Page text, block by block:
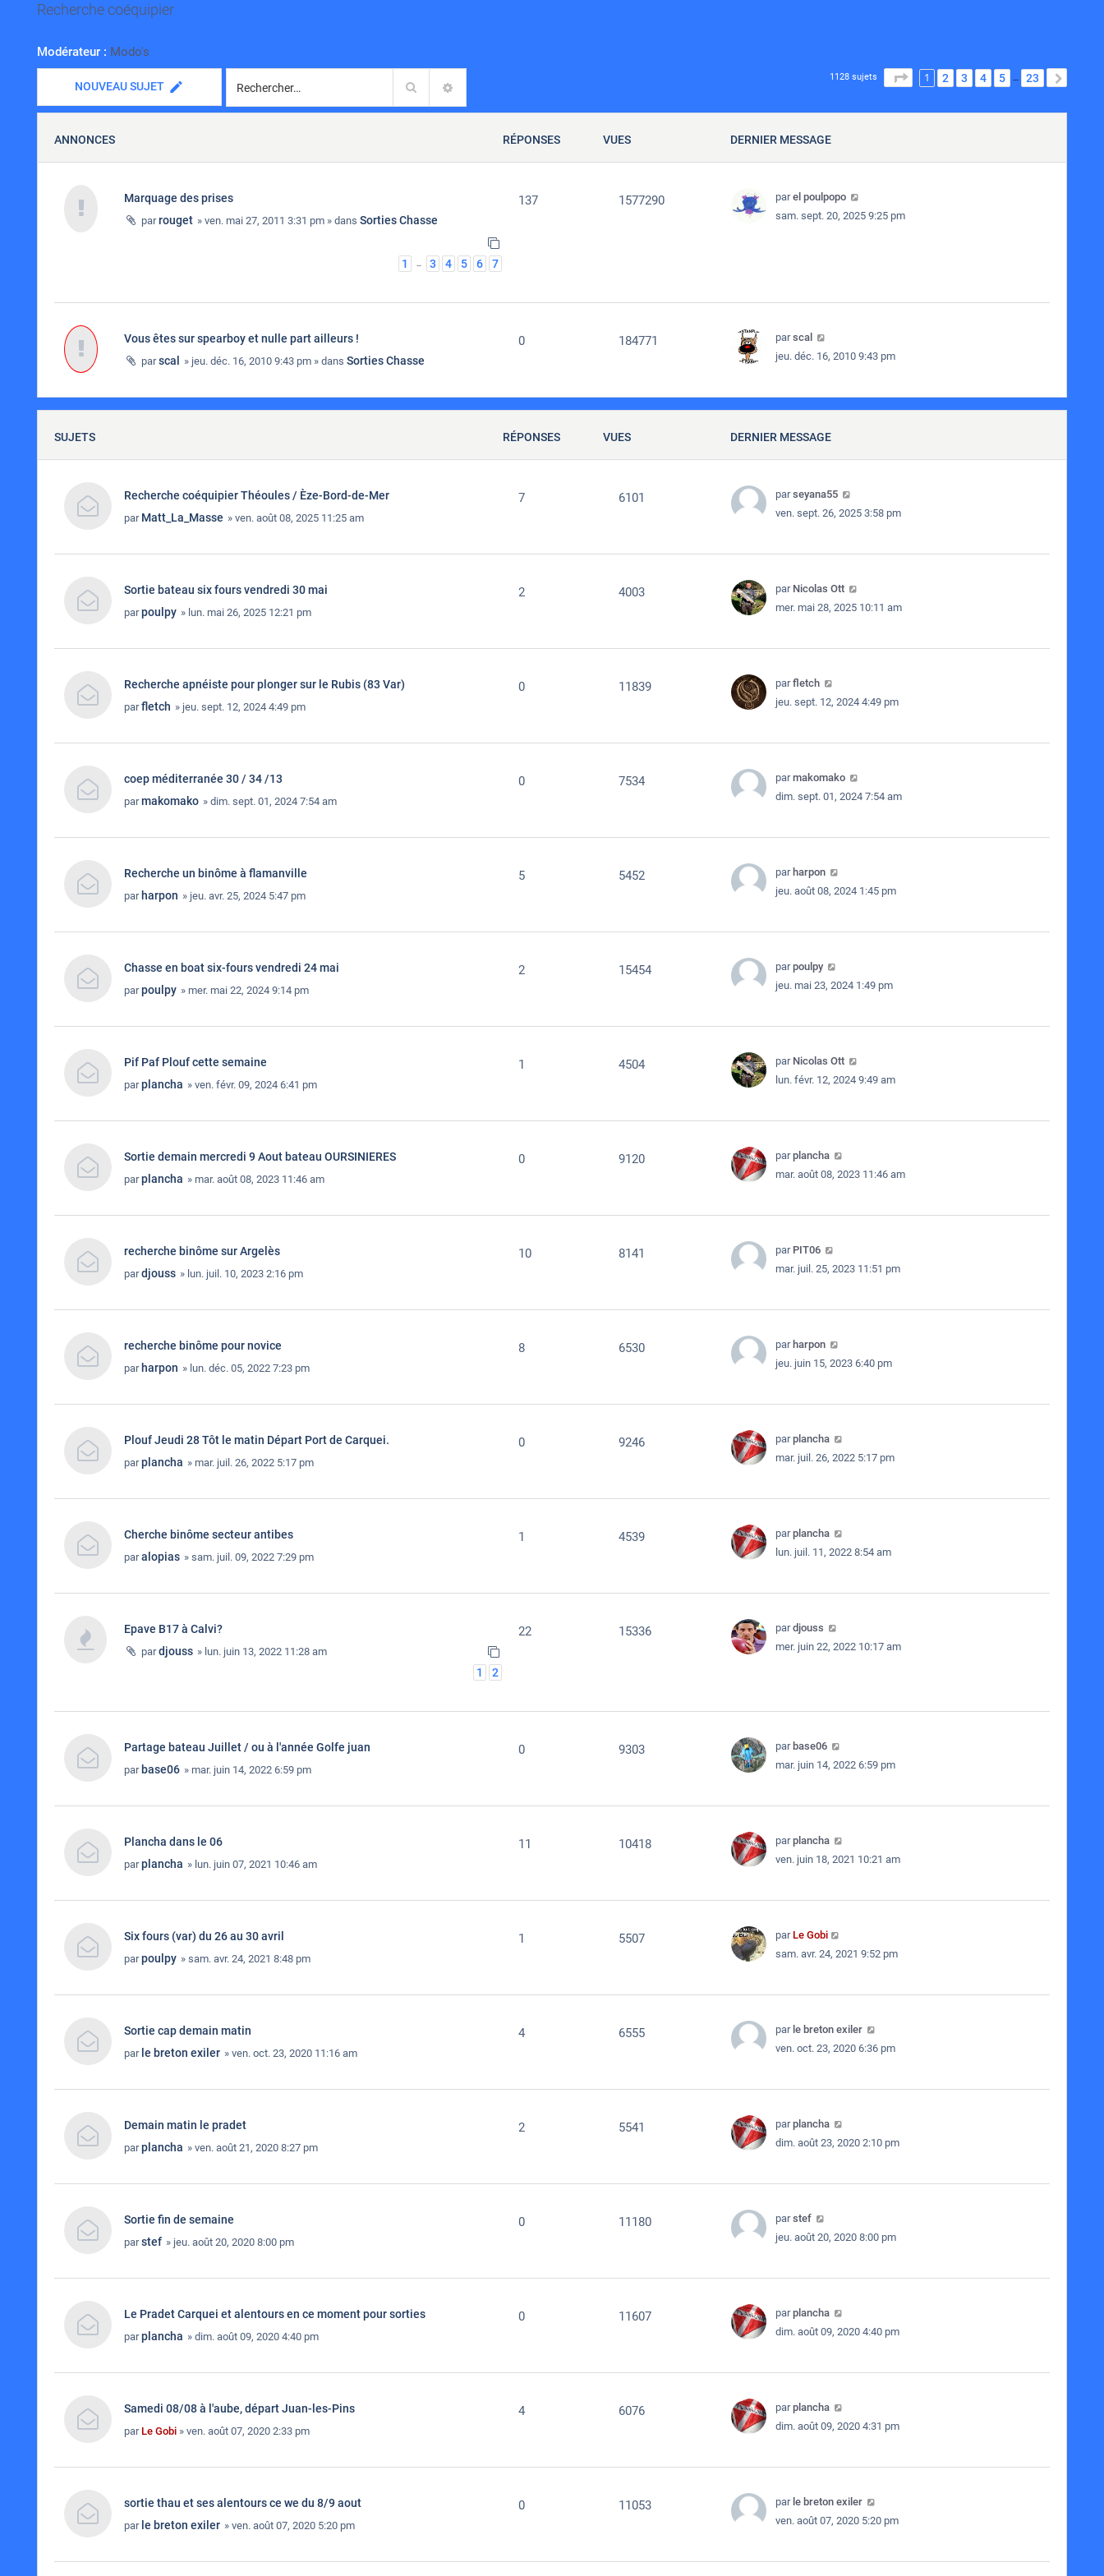
Recherche coéquipier
Modérateur : Modo's
NOUVEAU SUJET Rechercher
1128 sujets PAGE 1SUR 23
1 2 3 4 5 … 23
ANNONCES RÉPONSES VUES DERNIER MESSAGE
Marquage des prises
parrouget » ven. mai 27, 2011 3:31 pm » dans Sorties Chasse
1 … 3 4 5 6 7
137 1577290 parel poulpopo
sam. sept. 20, 2025 9:25 pm
Vous êtes sur spearboy et nulle part ailleurs !
parscal » jeu. déc. 16, 2010 9:43 pm » dans Sorties Chasse
0 184771 parscal
jeu. déc. 16, 2010 9:43 pm
SUJETS RÉPONSES VUES DERNIER MESSAGE
Recherche coéquipier Théoules / Èze-Bord-de-Mer
par Matt_La_Masse » ven. août 08, 2025 11:25 am
7 6101 parseyana55
ven. sept. 26, 2025 3:58 pm
Sortie bateau six fours vendredi 30 mai
parpoulpy » lun. mai 26, 2025 12:21 pm
2 4003 par Nicolas Ott
mer. mai 28, 2025 10:11 am
Recherche apnéiste pour plonger sur le Rubis (83 Var)
parfletch » jeu. sept. 12, 2024 4:49 pm
0 11839 parfletch
jeu. sept. 12, 2024 4:49 pm
coep méditerranée 30 / 34 /13
parmakomako » dim. sept. 01, 2024 7:54 am
0 7534 parmakomako
dim. sept. 01, 2024 7:54 am
Recherche un binôme à flamanville
par harpon » jeu. avr. 25, 2024 5:47 pm
5 5452 par harpon
jeu. août 08, 2024 1:45 pm
Chasse en boat six-fours vendredi 24 mai
parpoulpy » mer. mai 22, 2024 9:14 pm
2 15454 parpoulpy
jeu. mai 23, 2024 1:49 pm
Pif Paf Plouf cette semaine
parplancha » ven. févr. 09, 2024 6:41 pm
1 4504 par Nicolas Ott
lun. févr. 12, 2024 9:49 am
Sortie demain mercredi 9 Aout bateau OURSINIERES
parplancha » mar. août 08, 2023 11:46 am
0 9120 parplancha
mar. août 08, 2023 11:46 am
recherche binôme sur Argelès
pardjouss » lun. juil. 10, 2023 2:16 pm
10 8141 par PIT06
mar. juil. 25, 2023 11:51 pm
recherche binôme pour novice
par harpon » lun. déc. 05, 2022 7:23 pm
8 6530 par harpon
jeu. juin 15, 2023 6:40 pm
Plouf Jeudi 28 Tôt le matin Départ Port de Carquei.
parplancha » mar. juil. 26, 2022 5:17 pm
0 9246 parplancha
mar. juil. 26, 2022 5:17 pm
Cherche binôme secteur antibes
paralopias » sam. juil. 09, 2022 7:29 pm
1 4539 parplancha
lun. juil. 11, 2022 8:54 am
Epave B17 à Calvi?
pardjouss » lun. juin 13, 2022 11:28 am
1 2
22 15336 pardjouss
mer. juin 22, 2022 10:17 am
Partage bateau Juillet / ou à l'année Golfe juan
par base06 » mar. juin 14, 2022 6:59 pm
0 9303 par base06
mar. juin 14, 2022 6:59 pm
Plancha dans le 06
parplancha » lun. juin 07, 2021 10:46 am
11 10418 parplancha
ven. juin 18, 2021 10:21 am
Six fours (var) du 26 au 30 avril
parpoulpy » sam. avr. 24, 2021 8:48 pm
1 5507 par Le Gobi
sam. avr. 24, 2021 9:52 pm
Sortie cap demain matin
par le breton exiler » ven. oct. 23, 2020 11:16 am
4 6555 par le breton exiler
ven. oct. 23, 2020 6:36 pm
Demain matin le pradet
parplancha » ven. août 21, 2020 8:27 pm
2 5541 parplancha
dim. août 23, 2020 2:10 pm
Sortie fin de semaine
parstef » jeu. août 20, 2020 8:00 pm
0 11180 parstef
jeu. août 20, 2020 8:00 pm
Le Pradet Carquei et alentours en ce moment pour sorties
parplancha » dim. août 09, 2020 4:40 pm
0 11607 parplancha
dim. août 09, 2020 4:40 pm
Samedi 08/08 à l'aube, départ Juan-les-Pins
par Le Gobi » ven. août 07, 2020 2:33 pm
4 6076 parplancha
dim. août 09, 2020 4:31 pm
sortie thau et ses alentours ce we du 8/9 aout
par le breton exiler » ven. août 07, 2020 5:20 pm
0 11053 par le breton exiler
ven. août 07, 2020 5:20 pm